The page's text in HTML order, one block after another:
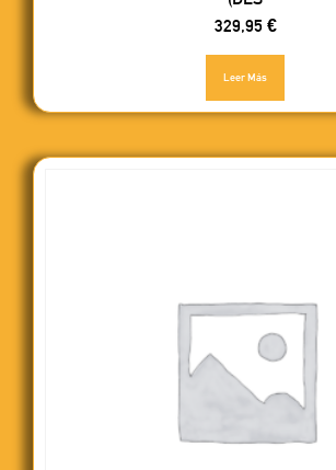
329,95 €
Leer Más